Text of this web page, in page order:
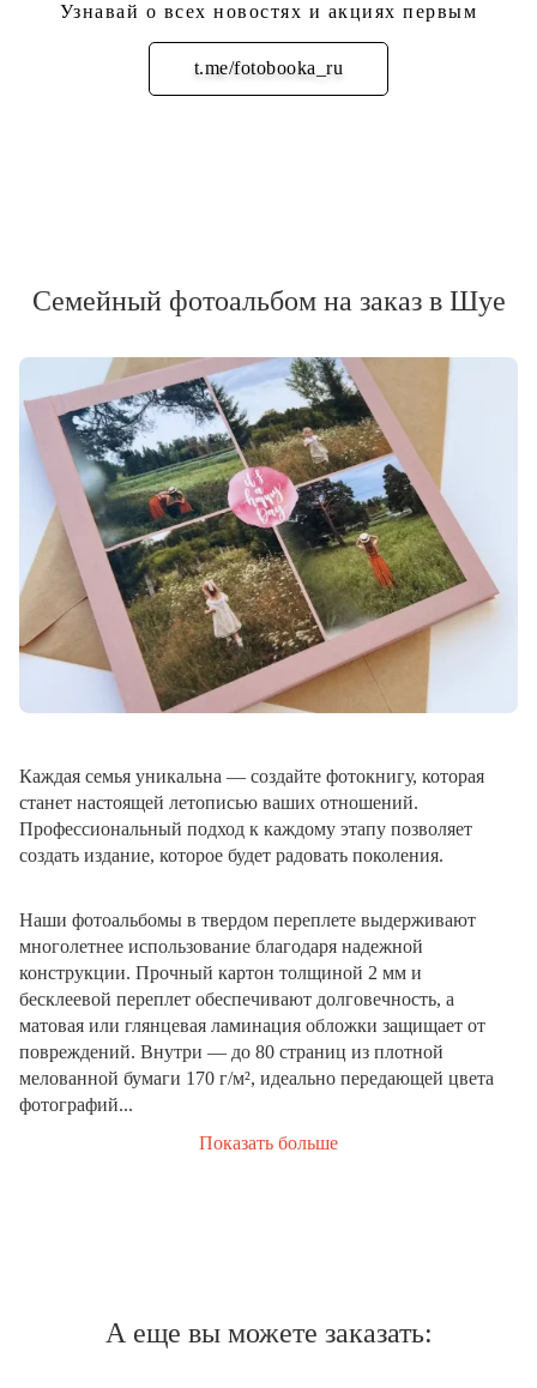
Узнавай о всех новостях и акциях первым
t.me/fotobooka_ru
Подписаться
Семейный фотоальбом на заказ в Шуе
Каждая семья уникальна — создайте фотокнигу, которая
станет настоящей летописью ваших отношений.
Профессиональный подход к каждому этапу позволяет
создать издание, которое будет радовать поколения.
Наши фотоальбомы в твердом переплете выдерживают
многолетнее использование благодаря надежной
конструкции. Прочный картон толщиной 2 мм и
бесклеевой переплет обеспечивают долговечность, а
матовая или глянцевая ламинация обложки защищает от
повреждений. Внутри — до 80 страниц из плотной
мелованной бумаги 170 г/м², идеально передающей цвета
фотографий...
Показать больше
А еще вы можете заказать: